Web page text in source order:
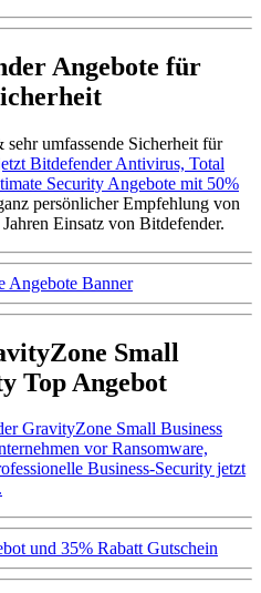
Angebote für
umfassende Sicherheit für
Bitdefender Antivirus, Total
Security Angebote mit 50%
persönlicher Empfehlung von
Einsatz von Bitdefender.
Small
Top Angebot
GravityZone Small Business
vor Ransomware,
Business-Security jetzt